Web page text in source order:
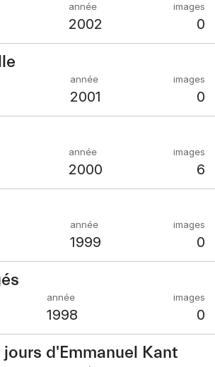
2002 0
2001 0
2000 6
1999 0
1998 0
jours d'Emmanuel Kant